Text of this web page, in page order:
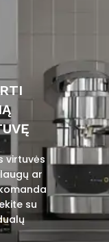
virtuvės
ar
su